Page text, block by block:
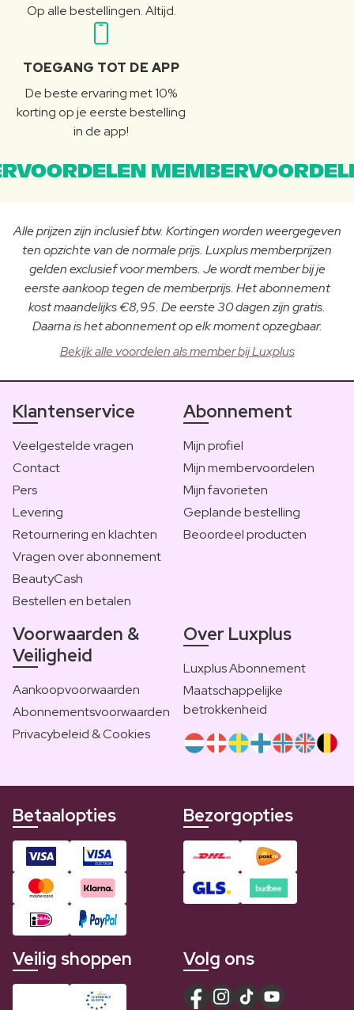
Op alle bestellingen. Altijd.
TOEGANG TOT DE APP
De beste ervaring met 10%
korting op je eerste bestelling
in de app!
Alle prijzen zijn inclusief btw. Kortingen worden weergegeven
ten opzichte van de normale prijs. Luxplus memberprijzen
gelden exclusief voor members. Je wordt member bij je
eerste aankoop tegen de memberprijs. Het abonnement
kost maandelijks €8,95. De eerste 30 dagen zijn gratis.
Daarna is het abonnement op elk moment opzegbaar.
Bekijk alle voordelen als member bij Luxplus
Klantenservice
Veelgestelde vragen
Contact
Pers
Levering
Retournering en klachten
Vragen over abonnement
BeautyCash
Bestellen en betalen
Abonnement
Mijn profiel
Mijn membervoordelen
Mijn favorieten
Geplande bestelling
Beoordeel producten
Voorwaarden &
Veiligheid
Aankoopvoorwaarden
Abonnementsvoorwaarden
Privacybeleid & Cookies
Over Luxplus
Luxplus Abonnement
Maatschappelijke
betrokkenheid
Betaalopties Bezorgopties
Veilig shoppen Volg ons